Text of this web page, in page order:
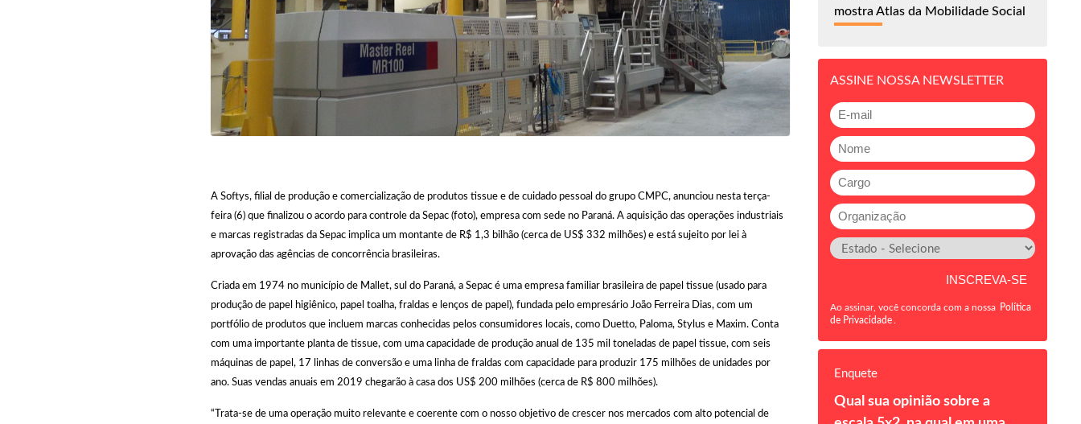
A Softys, filial de produção e comercialização de produtos tissue e de cuidado pessoal do grupo CMPC, anunciou nesta terça-
feira (6) que finalizou o acordo para controle da Sepac (foto), empresa com sede no Paraná. A aquisição das operações industriais
e marcas registradas da Sepac implica um montante de R$ 1,3 bilhão (cerca de US$ 332 milhões) e está sujeito por lei à
aprovação das agências de concorrência brasileiras.
Criada em 1974 no município de Mallet, sul do Paraná, a Sepac é uma empresa familiar brasileira de papel tissue (usado para
produção de papel higiênico, papel toalha, fraldas e lenços de papel), fundada pelo empresário João Ferreira Dias, com um
portfólio de produtos que incluem marcas conhecidas pelos consumidores locais, como Duetto, Paloma, Stylus e Maxim. Conta
com uma importante planta de tissue, com uma capacidade de produção anual de 135 mil toneladas de papel tissue, com seis
máquinas de papel, 17 linhas de conversão e uma linha de fraldas com capacidade para produzir 175 milhões de unidades por
ano. Suas vendas anuais em 2019 chegarão à casa dos US$ 200 milhões (cerca de R$ 800 milhões).
“Trata-se de uma operação muito relevante e coerente com o nosso objetivo de crescer nos mercados com alto potencial de
mostra Atlas da Mobilidade Social
ASSINE NOSSA NEWSLETTER
Ao assinar, você concorda com a nossa Política
de Privacidade
Enquete
Qual sua opinião sobre a